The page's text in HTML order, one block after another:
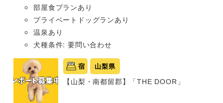
部屋食プランあり
プライベートドッグランあり
温泉あり
犬種条件: 要問い合わせ
宿 山梨県
【山梨・南都留郡】「THE DOOR」